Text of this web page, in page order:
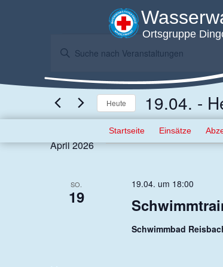
Ortsgruppe
Menü
Zum Inhalt springen
Startseite Einsätze
Veranstaltungen
Veranstaltungen
und
Ansichten,
Navigation
Bitte
eingeben.
Suche
nach
Veranstaltungen
Schlüsselwort.
Heute 19.04. -
Datum
wählen.
April 2026
SO.
19
19.04. um 18:00
Schwimmbad